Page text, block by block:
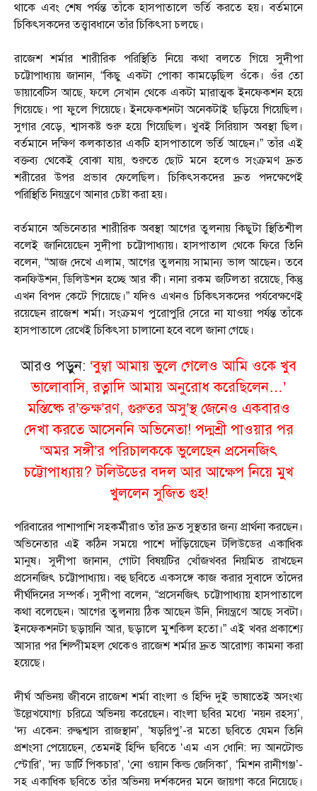
থাকে এবং শেষ পর্যন্ত তাঁকে হাসপাতালে ভর্তি করতে হয়। বর্তমানে
চিকিৎসকদের তত্ত্বাবধানে তাঁর চিকিৎসা চলছে।
রাজেশ শর্মার শারীরিক পরিস্থিতি নিয়ে কথা বলতে গিয়ে সুদীপা
চট্টোপাধ্যায় জানান, “কিছু একটা পোকা কামড়েছিল ওঁকে। ওঁর তো
ডায়াবেটিস আছে, ফলে সেখান থেকে একটা মারাত্মক ইনফেকশন হয়ে
গিয়েছে। পা ফুলে গিয়েছে। ইনফেকশনটা অনেকটাই ছড়িয়ে গিয়েছিল।
সুগার বেড়ে, শ্বাসকষ্ট শুরু হয়ে গিয়েছিল। খুবই সিরিয়াস অবস্থা ছিল।
বর্তমানে দক্ষিণ কলকাতার একটি হাসপাতালে ভর্তি আছেন।” তাঁর এই
বক্তব্য থেকেই বোঝা যায়, শুরুতে ছোট মনে হলেও সংক্রমণ দ্রুত
শরীরের উপর প্রভাব ফেলেছিল। চিকিৎসকদের দ্রুত পদক্ষেপেই
পরিস্থিতি নিয়ন্ত্রণে আনার চেষ্টা করা হয়।
বর্তমানে অভিনেতার শারীরিক অবস্থা আগের তুলনায় কিছুটা স্থিতিশীল
বলেই জানিয়েছেন সুদীপা চট্টোপাধ্যায়। হাসপাতাল থেকে ফিরে তিনি
বলেন, “আজ দেখে এলাম, আগের তুলনায় সামান্য ভাল আছেন। তবে
কনফিউশন, ডিলিউশন হচ্ছে আর কী। নানা রকম জটিলতা রয়েছে, কিন্তু
এখন বিপদ কেটে গিয়েছে।” যদিও এখনও চিকিৎসকদের পর্যবেক্ষণেই
রয়েছেন রাজেশ শর্মা। সংক্রমণ পুরোপুরি সেরে না যাওয়া পর্যন্ত তাঁকে
হাসপাতালে রেখেই চিকিৎসা চালানো হবে বলে জানা গেছে।
আরও পড়ুন: ‘বুম্বা আমায় ভুলে গেলেও আমি ওকে খুব
ভালোবাসি, রত্নাদি আমায় অনুরোধ করেছিলেন…’
মস্তিষ্কে র’ক্তক্ষ’রণ, গুরুতর অসু’স্থ জেনেও একবারও
দেখা করতে আসেননি অভিনেতা! পদ্মশ্রী পাওয়ার পর
‘অমর সঙ্গী’র পরিচালককে ভুলেছেন প্রসেনজিৎ
চট্টোপাধ্যায়? টলিউডের বদল আর আক্ষেপ নিয়ে মুখ
খুললেন সুজিত গুহ!
পরিবারের পাশাপাশি সহকর্মীরাও তাঁর দ্রুত সুস্থতার জন্য প্রার্থনা করছেন।
অভিনেতার এই কঠিন সময়ে পাশে দাঁড়িয়েছেন টলিউডের একাধিক
মানুষ। সুদীপা জানান, গোটা বিষয়টির খোঁজখবর নিয়মিত রাখছেন
প্রসেনজিৎ চট্টোপাধ্যায়। বহু ছবিতে একসঙ্গে কাজ করার সুবাদে তাঁদের
দীর্ঘদিনের সম্পর্ক। সুদীপা বলেন, “প্রসেনজিৎ চট্টোপাধ্যায় হাসপাতালে
কথা বলেছেন। আগের তুলনায় ঠিক আছেন উনি, নিয়ন্ত্রণে আছে সবটা।
ইনফেকশনটা ছড়ায়নি আর, ছড়ালে মুশকিল হতো।” এই খবর প্রকাশ্যে
আসার পর শিল্পীমহল থেকেও রাজেশ শর্মার দ্রুত আরোগ্য কামনা করা
হয়েছে।
দীর্ঘ অভিনয় জীবনে রাজেশ শর্মা বাংলা ও হিন্দি দুই ভাষাতেই অসংখ্য
উল্লেখযোগ্য চরিত্রে অভিনয় করেছেন। বাংলা ছবির মধ্যে ‘নয়ন রহস্য’,
‘দ্য একেন: রুদ্ধশ্বাস রাজস্থান’, ‘ষড়রিপু’-র মতো ছবিতে যেমন তিনি
প্রশংসা পেয়েছেন, তেমনই হিন্দি ছবিতে ‘এম এস ধোনি: দ্য আনটোল্ড
স্টোরি’, ‘দ্য ডার্টি পিকচার’, ‘নো ওয়ান কিল্ড জেসিকা’, ‘মিশন রানীগঞ্জ’-
সহ একাধিক ছবিতে তাঁর অভিনয় দর্শকদের মনে জায়গা করে নিয়েছে।